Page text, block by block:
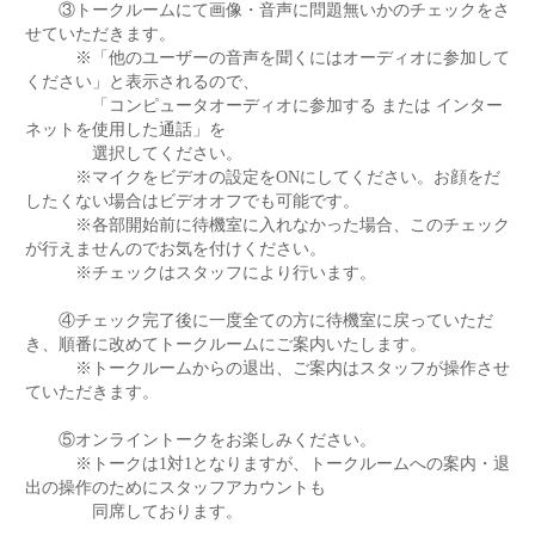
③トークルームにて画像・音声に問題無いかのチェックをさ
せていただきます。
※「他のユーザーの音声を聞くにはオーディオに参加して
ください」と表示されるので、
「コンピュータオーディオに参加する または インター
ネットを使用した通話」を
選択してください。
※マイクをビデオの設定をONにしてください。お顔をだ
したくない場合はビデオオフでも可能です。
※各部開始前に待機室に入れなかった場合、このチェック
が行えませんのでお気を付けください。
※チェックはスタッフにより行います。
④チェック完了後に一度全ての方に待機室に戻っていただ
き、順番に改めてトークルームにご案内いたします。
※トークルームからの退出、ご案内はスタッフが操作させ
ていただきます。
⑤オンライントークをお楽しみください。
※トークは1対1となりますが、トークルームへの案内・退
出の操作のためにスタッフアカウントも
同席しております。